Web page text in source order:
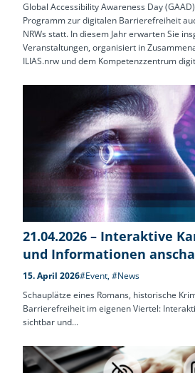
Global Accessibility Awareness Day
Programm zur digitalen Barrierefreiheit
NRWs statt. In diesem Jahr erwarten Sie
Veranstaltungen, organisiert in
ILIAS.nrw und dem Kompetenzzentrum
21.04.2026 – Interaktive
und Informationen
15. April 2026#Event,#News
Schauplätze eines Romans, historische
Barrierefreiheit im eigenen Viertel:
sichtbar und...